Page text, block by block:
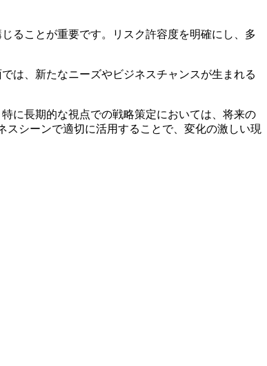
ることが重要です。リスク許容度を明確にし、多
は、新たなニーズやビジネスチャンスが生まれる
に長期的な視点での戦略策定においては、将来の
シーンで適切に活用することで、変化の激しい現